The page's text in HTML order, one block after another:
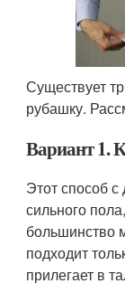
Существует
рубашку.
Вариант 1.
Этот способ
сильного
большинство
подходит
прилегает в